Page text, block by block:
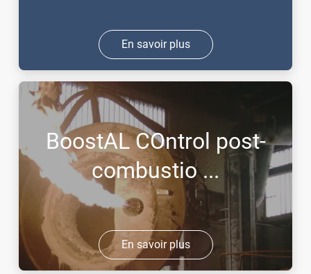
En savoir plus
BoostAL COntrol post-
combustio ...
En savoir plus